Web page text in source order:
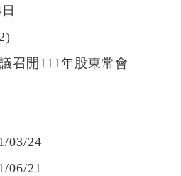
ENGLISH
召開111年股東常會
03/24
06/21